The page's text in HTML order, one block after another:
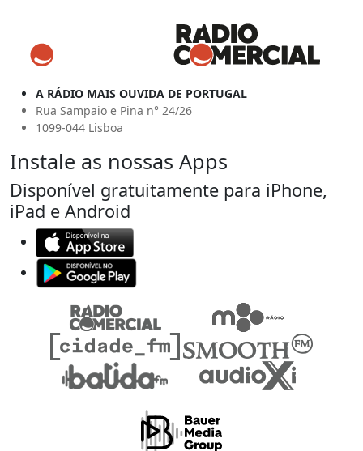
A RÁDIO MAIS OUVIDA DE PORTUGAL
Rua Sampaio e Pina n° 24/26
1099-044 Lisboa
Instale as nossas Apps
Disponível gratuitamente para iPhone,
iPad e Android